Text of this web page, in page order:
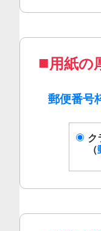
用紙の
郵便番号
ク
（